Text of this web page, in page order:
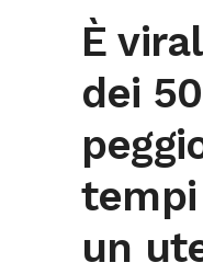
È
dei
un